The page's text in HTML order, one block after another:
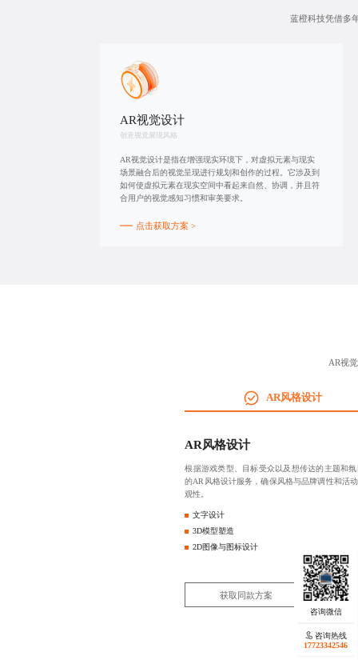
蓝橙科技凭借多
AR视觉设计
创意视觉展现风格
AR视觉设计是指在增强现实环境下，对虚拟元素与现实
场景融合后的视觉呈现进行规划和创作的过程。它涉及到
如何使虚拟元素在现实空间中看起来自然、协调，并且符
合用户的视觉感知习惯和审美要求。
点击获取方案 >
AR视
AR风格设计
AR风格设计
根据游戏类型、目标受众以及想传达的主题和
的AR风格设计服务，确保风格与品牌调性和活
观性。
文字设计
3D模型塑造
2D图像与图标设计
获取同款方案
咨询热线
17723342546